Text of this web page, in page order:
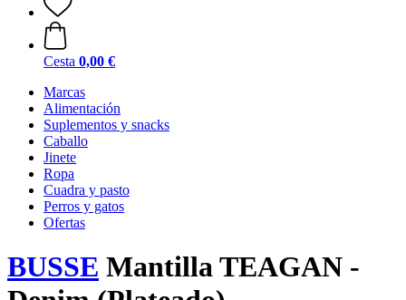
Cesta 0,00 €
Marcas
Alimentación
Suplementos y snacks
Caballo
Jinete
Ropa
Cuadra y pasto
Perros y gatos
Ofertas
BUSSE Mantilla TEAGAN -